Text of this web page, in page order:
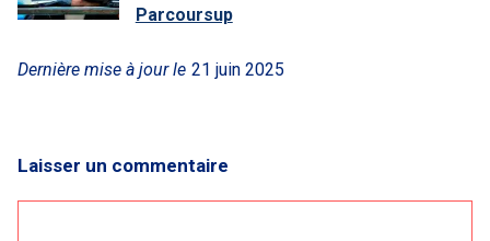
Parcoursup
Dernière mise à jour le 21 juin 2025
Laisser un commentaire